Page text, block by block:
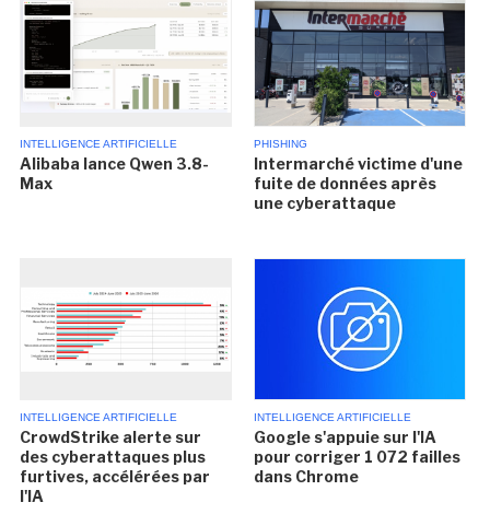
INTELLIGENCE ARTIFICIELLE
Alibaba lance Qwen 3.8-
Max
PHISHING
Intermarché victime d'une
fuite de données après
une cyberattaque
INTELLIGENCE ARTIFICIELLE
CrowdStrike alerte sur
des cyberattaques plus
furtives, accélérées par
l'IA
INTELLIGENCE ARTIFICIELLE
Google s'appuie sur l'IA
pour corriger 1 072 failles
dans Chrome